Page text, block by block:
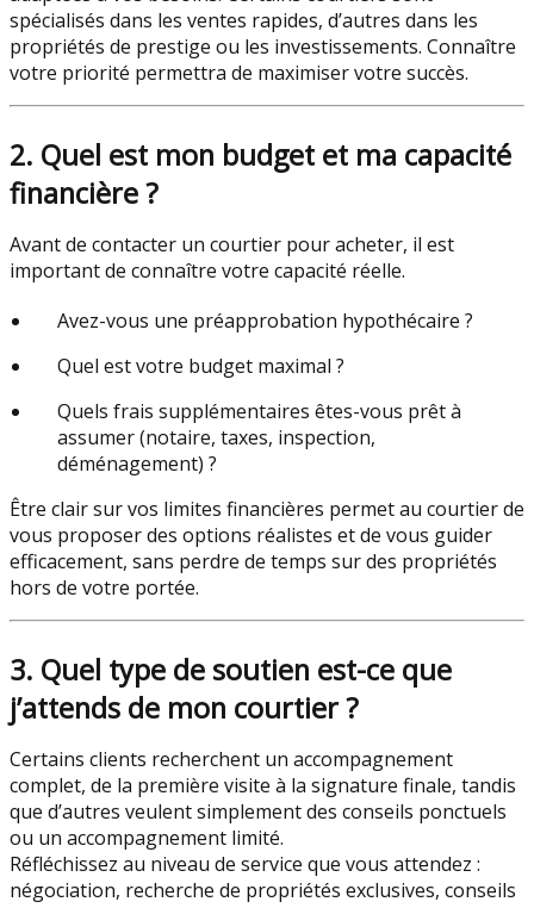
spécialisés dans les ventes rapides, d’autres dans les
propriétés de prestige ou les investissements. Connaître
votre priorité permettra de maximiser votre succès.
2. Quel est mon budget et ma capacité
financière ?
Avant de contacter un courtier pour acheter, il est
important de connaître votre capacité réelle.
Avez-vous une préapprobation hypothécaire ?
Quel est votre budget maximal ?
Quels frais supplémentaires êtes-vous prêt à
assumer (notaire, taxes, inspection,
déménagement) ?
Être clair sur vos limites financières permet au courtier de
vous proposer des options réalistes et de vous guider
efficacement, sans perdre de temps sur des propriétés
hors de votre portée.
3. Quel type de soutien est-ce que
j’attends de mon courtier ?
Certains clients recherchent un accompagnement
complet, de la première visite à la signature finale, tandis
que d’autres veulent simplement des conseils ponctuels
ou un accompagnement limité.
Réfléchissez au niveau de service que vous attendez :
négociation, recherche de propriétés exclusives, conseils